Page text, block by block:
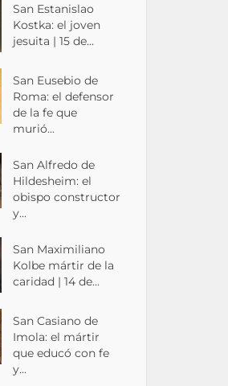
San Estanislao
Kostka: el joven
jesuita | 15 de...
San Eusebio de
Roma: el defensor
de la fe que
murió...
San Alfredo de
Hildesheim: el
obispo constructor
y...
San Maximiliano
Kolbe mártir de la
caridad | 14 de...
San Casiano de
Imola: el mártir
que educó con fe
y...